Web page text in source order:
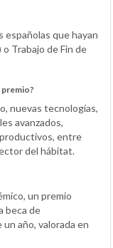
que hayan
Trabajo de Fin de
premio?
nuevas tecnologías,
avanzados,
entre
del hábitat.
un premio
beca de
año, valorada en